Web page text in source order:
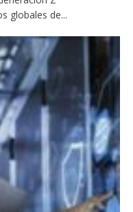
globales de...